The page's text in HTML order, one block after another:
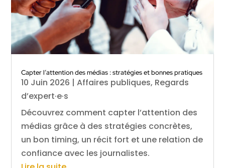
Capter l’attention des médias : stratégies et bonnes pratiques
10 Juin 2026 |Affaires publiques, Regards
d’expert·e·s
Découvrez comment capter l’attention des
médias grâce à des stratégies concrètes,
un bon timing, un récit fort et une relation de
confiance avec les journalistes.